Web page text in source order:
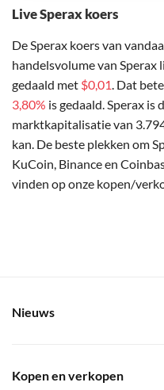
Live Sperax koers
De Sperax koers van
handelsvolume van Sperax
gedaald met $0,01. Dat
3,80% is gedaald. Sperax is
marktkapitalisatie van
kan. De beste plekken om
KuCoin, Binance en
vinden op onze kopen/
Nieuws
Kopen en verkopen